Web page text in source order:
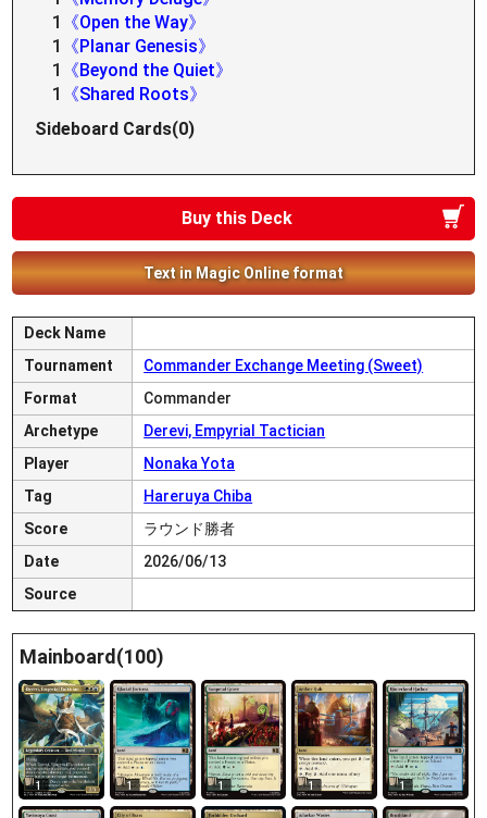
1
《Open the Way》
1
《Planar Genesis》
1
《Beyond the Quiet》
1
《Shared Roots》
Sideboard Cards(0)
Buy this Deck
Text in Magic Online format
Deck Name
Tournament
Commander Exchange Meeting (Sweet)
Format
Commander
Archetype
Derevi, Empyrial Tactician
Player
Nonaka Yota
Tag
Hareruya Chiba
Score
ラウンド勝者
Date
2026/06/13
Source
Mainboard(100)
1 1 1 1 1